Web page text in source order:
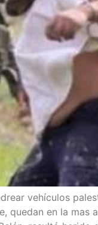
vehícu­los
en la mas